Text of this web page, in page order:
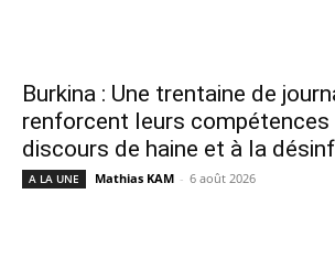
Burkina : Une trentaine de
renforcent leurs compétences
discours de haine et à la
A LA UNE Mathias KAM - 6 août 2026